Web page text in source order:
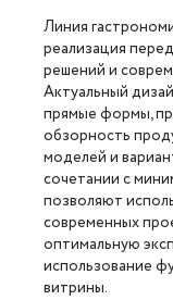
Линия
реализация
решений и
Актуальный
прямые формы,
обзорность
моделей и
сочетании с
позволяют
современных
оптимальную
использование
витрины.